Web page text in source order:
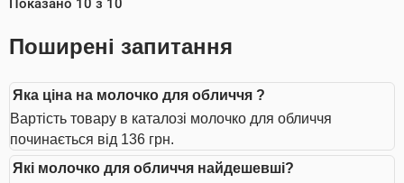
Показано 10 з 10
Поширені запитання
Яка ціна на молочко для обличчя ?
Вартість товару в каталозі молочко для обличчя
починається від 136 грн.
Які молочко для обличчя найдешевші?